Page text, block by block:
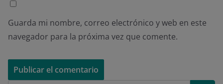
Guarda mi nombre, correo electrónico y web en este
navegador para la próxima vez que comente.